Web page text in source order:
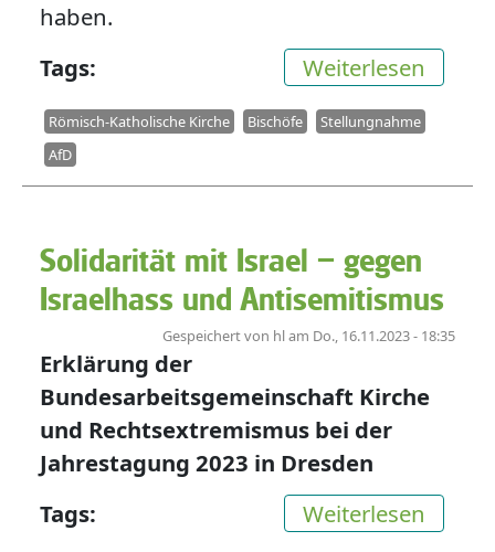
haben.
Weiterlesen
Tags
Römisch-Katholische Kirche Bischöfe
Stellungnahme
AfD
Solidarität mit Israel – gegen
Israelhass und Antisemitismus
Gespeichert von hlam Do., 16.11.2023 - 18:35
Erklärung der
Bundesarbeitsgemeinschaft Kirche
und Rechtsextremismus bei der
Jahrestagung 2023 in Dresden
Weiterlesen
Tags